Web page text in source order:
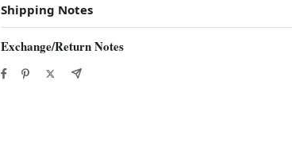
Shipping Notes
Exchange/Return Notes